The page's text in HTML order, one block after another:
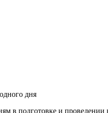
дня
в подготовке и